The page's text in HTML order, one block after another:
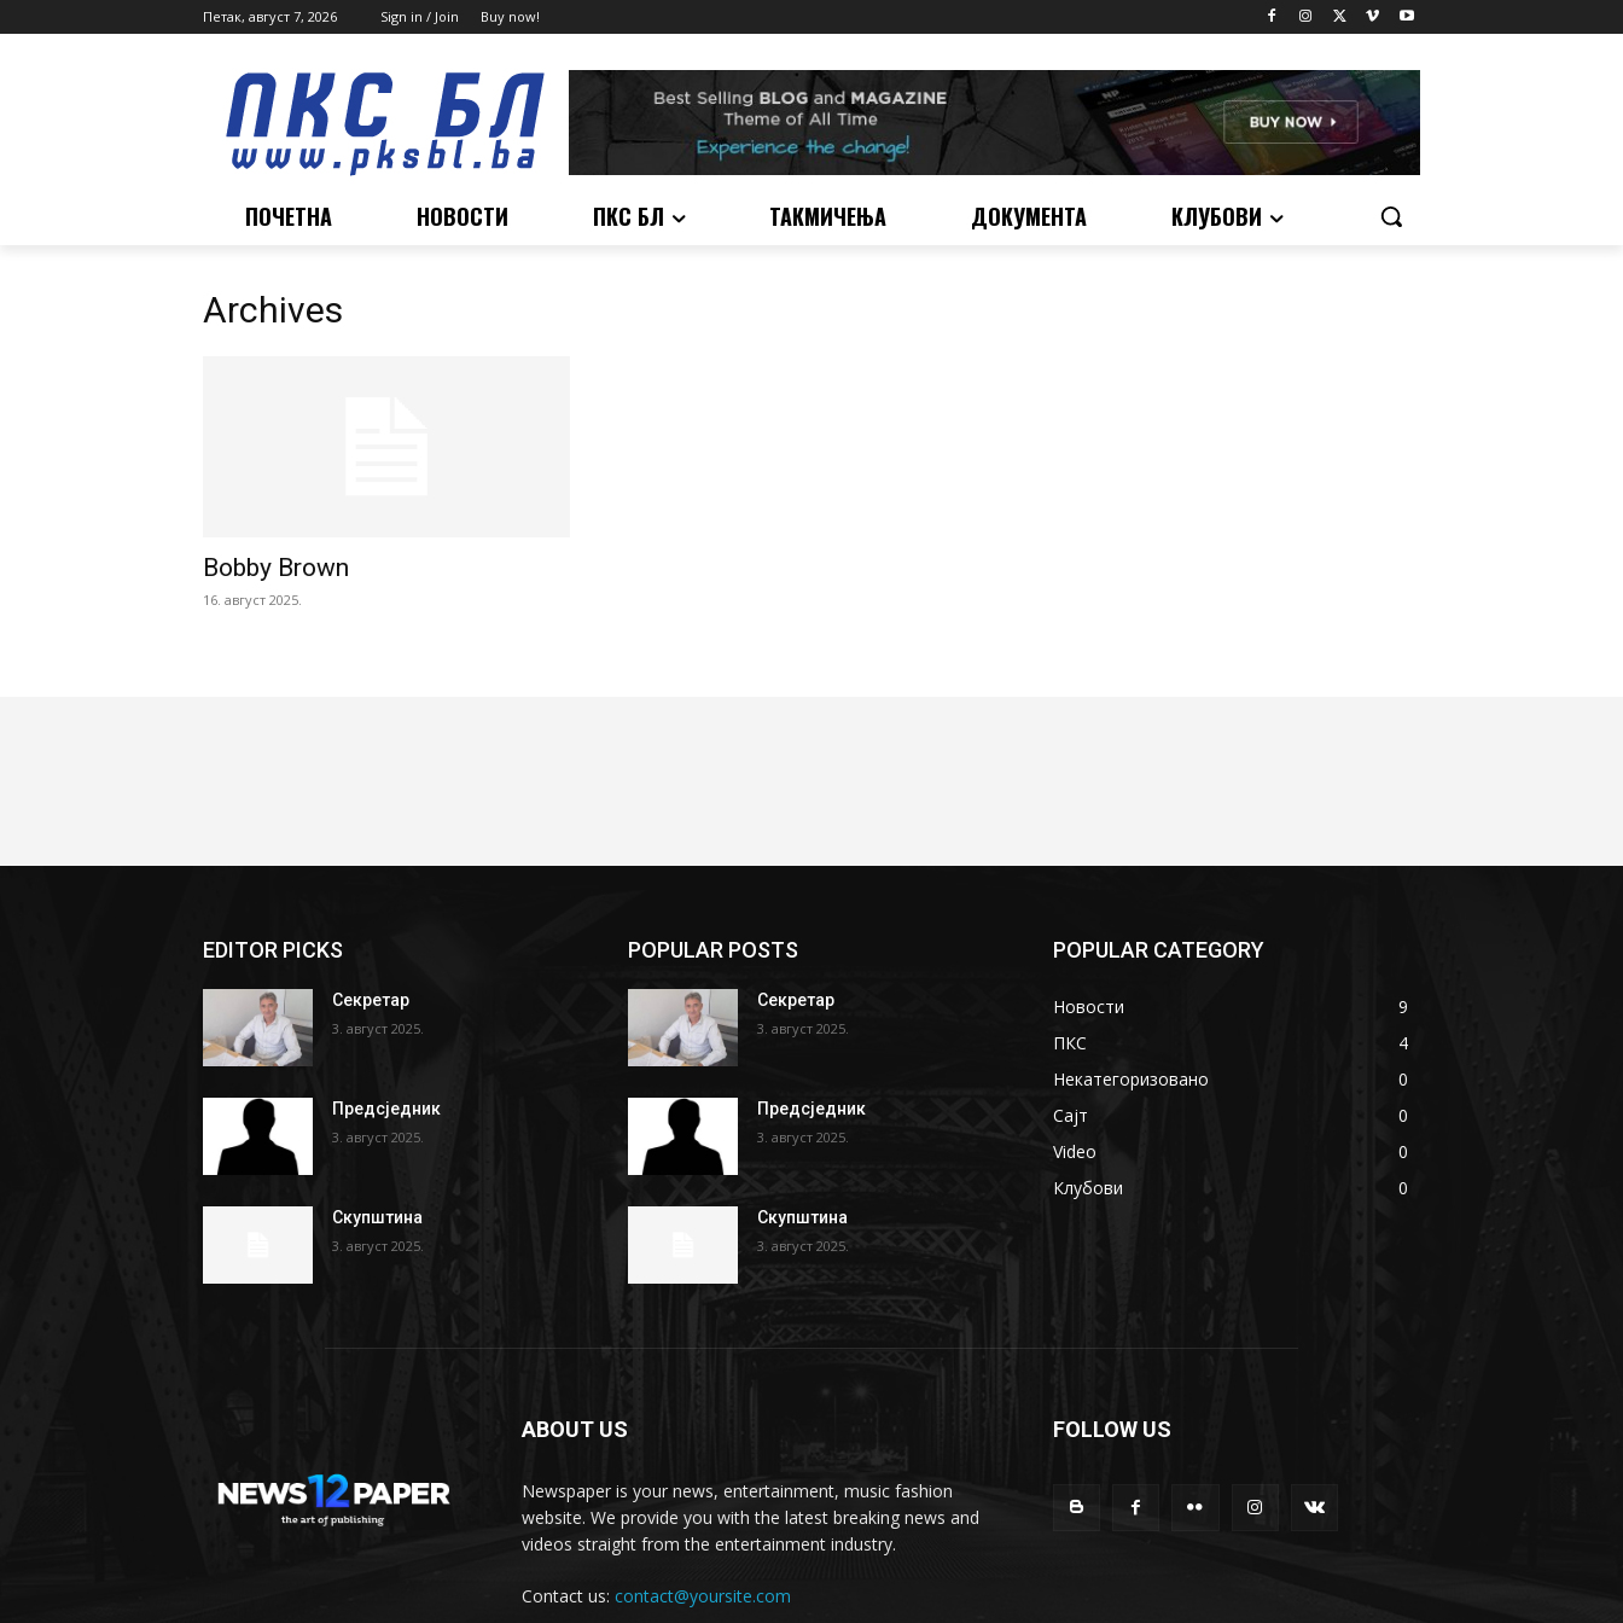
Петак, август 7, 2026 Sign in / Join Buy now!
ПОЧЕТНА НОВОСТИ ПКС БЛ ТАКМИЧЕЊА ДОКУМЕНТА КЛУБОВИ
Archives
Bobby Brown
16. август 2025.
EDITOR PICKS
Секретар
3. август 2025.
Предсједник
3. август 2025.
Скупштина
3. август 2025.
POPULAR POSTS
Секретар
3. август 2025.
Предсједник
3. август 2025.
Скупштина
3. август 2025.
POPULAR CATEGORY
Новости
9
ПКС
4
Некатегоризовано
0
Сајт
0
Video
0
Клубови
0
ABOUT US
Newspaper is your news, entertainment, music fashion
website. We provide you with the latest breaking news and
videos straight from the entertainment industry.
Contact us: contact@yoursite.com
FOLLOW US